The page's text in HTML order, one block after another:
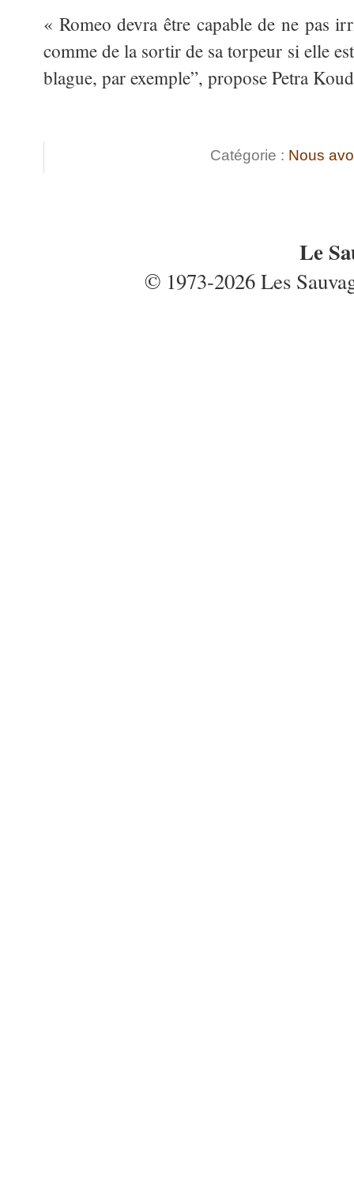
« Romeo devra être capable de ne pas
comme de la sortir de sa torpeur si elle
blague, par exemple”, propose Petra
Catégorie : Nous
Le
© 1973-2026 Les